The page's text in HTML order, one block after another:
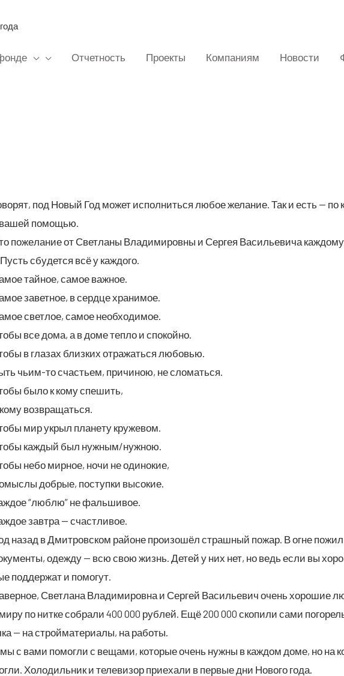
Отчетность Проекты Компаниям Новости
под Новый Год может испол­нить­ся любое жела­ние. Так и есть —
помощью.
поже­ла­ние от Свет­ла­ны Вла­ди­ми­ров­ны и Сер­гея Васи­лье­ви­ча каж­до­му
сбу­дет­ся всё у каждого.
тай­ное, самое важное.
завет­ное, в серд­це хранимое.
свет­лое, самое необходимое.
все дома, а в доме теп­ло и спокойно.
в гла­зах близ­ких отра­жать­ся любовью.
чьим-то сча­стьем, при­чи­ною, не сломаться.
было к кому спешить,
возвращаться.
мир укрыл пла­не­ту кружевом.
каж­дый был нужным/нужною.
небо мир­ное, ночи не одинокие,
доб­рые, поступ­ки высокие.
“люб­лю” не фальшивое.
зав­тра — счаст­ли­вое.
назад в Дмит­ров­ском рай­оне про­изо­шёл страш­ный пожар. В огне
одеж­ду — всю свою жизнь. Детей у них нет, но ведь если вы
под­дер­жат и помогут.
Свет­ла­на Вла­ди­ми­ров­на и Сер­гей Васи­лье­вич очень хоро­шие
по нит­ке собра­ли 400 000 руб­лей. Ещё 200 000 ско­пи­ли сами
— на строй­ма­те­ри­а­лы, на работы.
с вами помог­ли с веща­ми, кото­рые очень нуж­ны в каж­дом доме, но на
Холо­диль­ник и теле­ви­зор при­е­ха­ли в пер­вые дни Ново­го года.